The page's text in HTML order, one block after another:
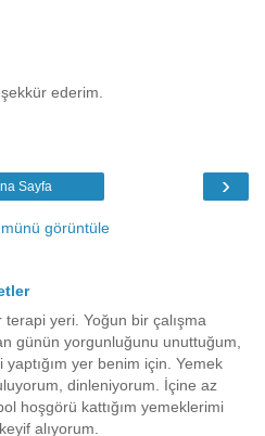
ederim.
›
Sayfa
görüntüle
yeri. Yoğun bir çalışma
günün yorgunluğunu unuttuğum,
yer benim için. Yemek
dinleniyorum. İçine az
hoşgörü kattığım yemeklerimi
alıyorum.